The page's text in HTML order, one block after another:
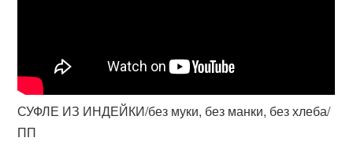
СУФЛЕ ИЗ ИНДЕЙКИ/без муки, без манки, без хлеба/
ПП